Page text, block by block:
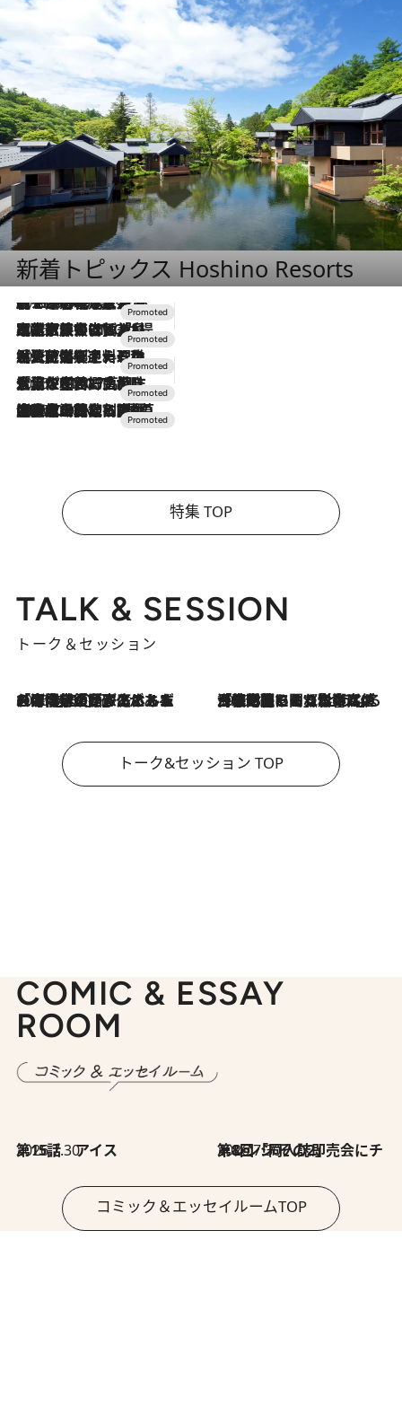
新着トピックス Hoshino Resorts
2026.8.7
【トンボの足水浴】ヒノキの香りに包まれて涼感マックス！約13℃の湧水かけ流しを避暑地「星野温泉 トンボの湯」で体験
2026.7.31
【ホテル帰省】という選択肢をOMOが提案。家族とほどよい距離を保つには「昼は実家、夜は気兼ねなくホテルで！」
2026.7.24
【夏限定ディナーコース】旬を迎える稚鮎や花ズッキーニなどをイタリア・トスカーナの郷土料理の手法で満喫！
2026.7.17
「土佐和ハーブかき氷」がOMO7高知に登場！生姜、山椒、大葉など目にも舌にも涼を呼ぶ郷土の味
2026.7.10
NEW OPEN！【界 草津】名湯の地に誕生。趣の異なる2種の温泉と上州ならではの会席・蕎麦割烹など美食を味わう究極の癒やし旅
特集 TOP
TALK & SESSION
トーク＆セッション
2026.8.3
「今後値上げがあるとすれば…」「リスクがあるのは今年の冬」エネルギー専門家が語る、ホルムズ海峡封鎖が家庭にもたらす“ある心配” 2026.8.3
「住宅建てられない…」「サーチャージ料の高値が続いている」ホルムズ海峡封鎖による影響はいつまで続く？《エネルギー専門家に聞く“どうなる日本の暮らし”》
トーク&セッション TOP
COMIC & ESSAY
ROOM
2026.7.30
第15話 アイス 2026.7.30
第8回「同人誌即売会にチャレンジ その2」
コミック＆エッセイルームTOP